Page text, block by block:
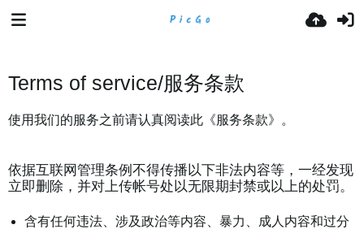
Terms of service/服务条款
使用我们的服务之前请认真阅读此《服务条款》。
依据互联网管理条例不得传播以下非法内容等，一经发现
立即删除，并对上传帐号处以无限期封禁或以上的处罚。
含有任何违法、涉及政治等内容、暴力、成人内容和过分